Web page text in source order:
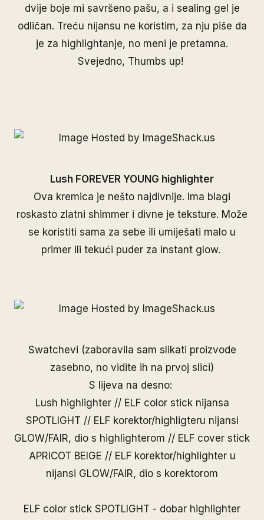
dvije boje mi savršeno pašu, a i sealing gel je
odličan. Treću nijansu ne koristim, za nju piše da
je za highlightanje, no meni je pretamna.
Svejedno, Thumbs up!
Lush FOREVER YOUNG highlighter
Ova kremica je nešto najdivnije. Ima blagi
roskasto zlatni shimmer i divne je teksture. Može
se koristiti sama za sebe ili umiješati malo u
primer ili tekući puder za instant glow.
Swatchevi (zaboravila sam slikati proizvode
zasebno, no vidite ih na prvoj slici)
S lijeva na desno:
Lush highlighter // ELF color stick nijansa
SPOTLIGHT // ELF korektor/highligteru nijansi
GLOW/FAIR, dio s highlighterom // ELF cover stick
APRICOT BEIGE // ELF korektor/highlighter u
nijansi GLOW/FAIR, dio s korektorom
ELF color stick SPOTLIGHT - dobar highlighter